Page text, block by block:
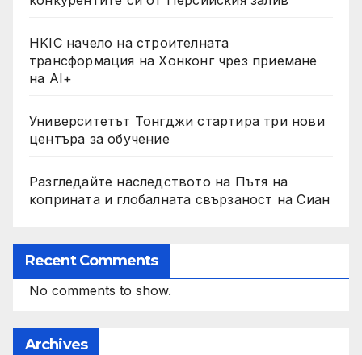
HKIC начело на строителната
трансформация на Хонконг чрез приемане
на AI+
Университетът Тонгджи стартира три нови
центъра за обучение
Разгледайте наследството на Пътя на
коприната и глобалната свързаност на Сиан
Recent Comments
No comments to show.
Archives